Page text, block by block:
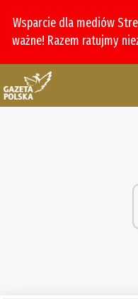
Wsparcie dla mediów
ważne! Razem ratujmy